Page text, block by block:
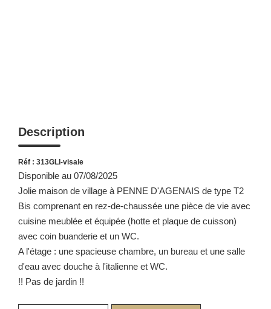
Description
Réf : 313GLI-visale
Disponible au 07/08/2025
Jolie maison de village à PENNE D'AGENAIS de type T2
Bis comprenant en rez-de-chaussée une pièce de vie avec
cuisine meublée et équipée (hotte et plaque de cuisson)
avec coin buanderie et un WC.
A l'étage : une spacieuse chambre, un bureau et une salle
d'eau avec douche à l'italienne et WC.
!! Pas de jardin !!